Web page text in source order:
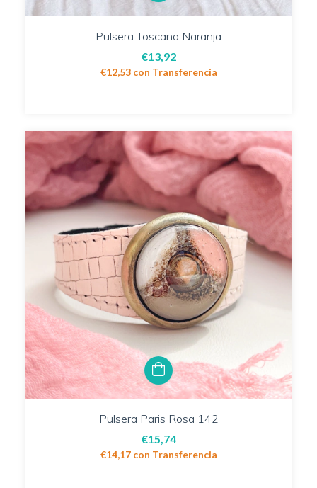
Pulsera Toscana Naranja
€13,92
€12,53 con Transferencia
Pulsera Paris Rosa 142
€15,74
€14,17 con Transferencia